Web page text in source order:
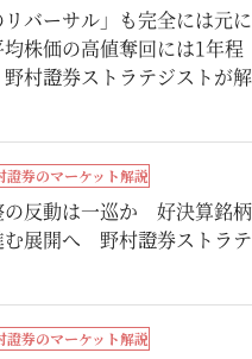
リバーサル」も完全には元に
株価の高値奪回には1年程
村證券ストラテジストが解
證券のマーケット解説
の反動は一巡か 好決算銘柄
む展開へ 野村證券ストラテ
證券のマーケット解説